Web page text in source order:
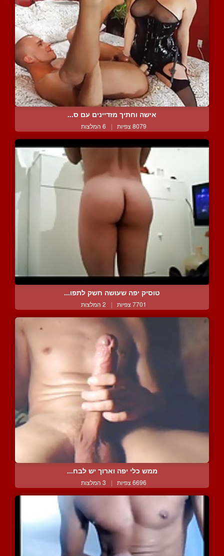
אישה וחתיך מזדיינים עם ס...
8079 צפיות | 6 המלצות
טוסיק יפה שעושה חשק לתפו...
7701 צפיות | 2 המלצות
ממש כלי יפה וארוך יש לבח...
6696 צפיות | 3 המלצות